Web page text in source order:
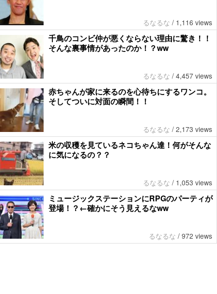
るなるな / 1,116 views
千鳥のコンビ仲が悪くならない理由に驚き！！
そんな裏事情があったのか！？ww
るなるな / 4,457 views
赤ちゃんが家に来るのを心待ちにするワンコ。
そしてついに対面の瞬間！！
るなるな / 2,173 views
米の収穫を見ているネコちゃん達！何がそんな
に気になるの？？
るなるな / 1,053 views
ミュージックステーションにRPGのパーティが
登場！？←確かにそう見えるなww
るなるな / 972 views